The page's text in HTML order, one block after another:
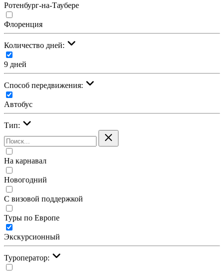
Ротенбург-на-Таубере
Флоренция
Количество дней:
9 дней
Cпособ передвижения:
Автобус
Тип:
На карнавал
Новогодний
С визовой поддержкой
Туры по Европе
Экскурсионный
Туроператор: